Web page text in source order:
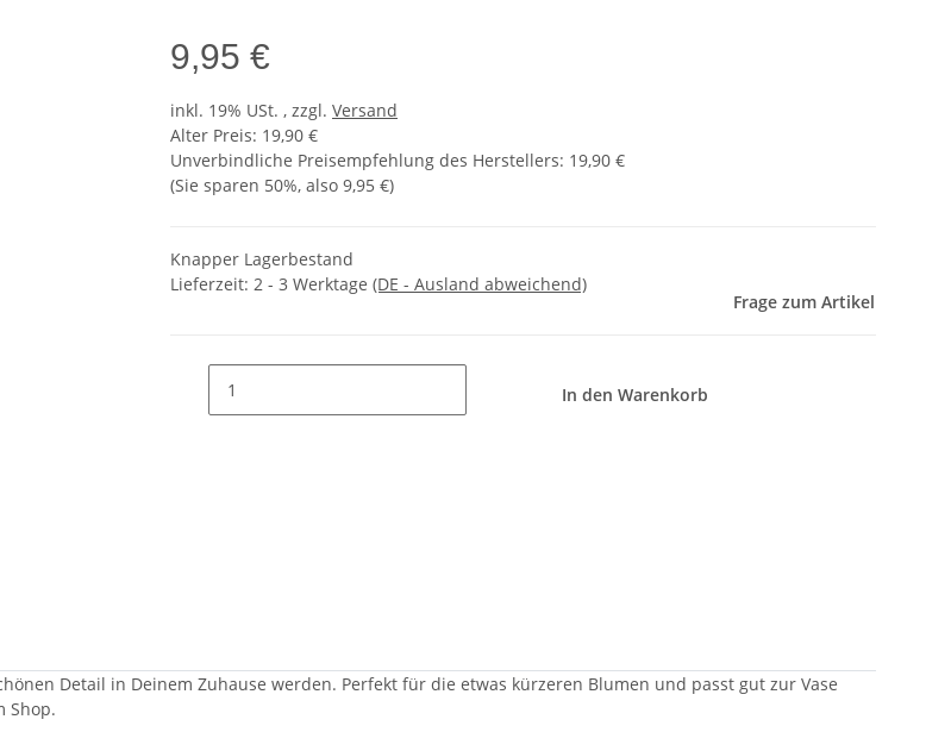
9,95 €
inkl. 19% USt. , zzgl. Versand
Alter Preis: 19,90 €
Unverbindliche Preisempfehlung des Herstellers: 19,90 €
(Sie sparen 50%, also 9,95 €)
Knapper Lagerbestand
Lieferzeit: 2 - 3 Werktage (DE - Ausland abweichend)
Frage zum Artikel
In den Warenkorb
Detail in Deinem Zuhause werden. Perfekt für die etwas kürzeren Blumen und passt gut zur Vase
Shop.